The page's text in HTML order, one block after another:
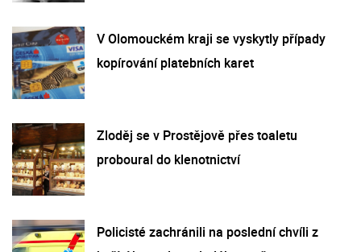
V Olomouckém kraji se vyskytly případy
kopírování platebních karet
Zloděj se v Prostějově přes toaletu
proboural do klenotnictví
Policisté zachránili na poslední chvíli z